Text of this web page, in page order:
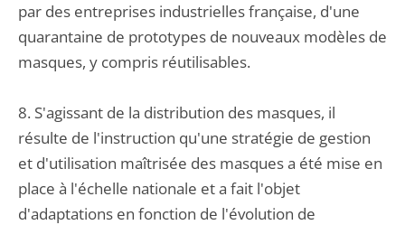
par des entreprises industrielles française, d'une
quarantaine de prototypes de nouveaux modèles de
masques, y compris réutilisables.
8. S'agissant de la distribution des masques, il
résulte de l'instruction qu'une stratégie de gestion
et d'utilisation maîtrisée des masques a été mise en
place à l'échelle nationale et a fait l'objet
d'adaptations en fonction de l'évolution de